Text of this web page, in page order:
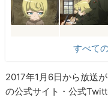
すべて
2017年1月6日から放送
の公式サイト・公式